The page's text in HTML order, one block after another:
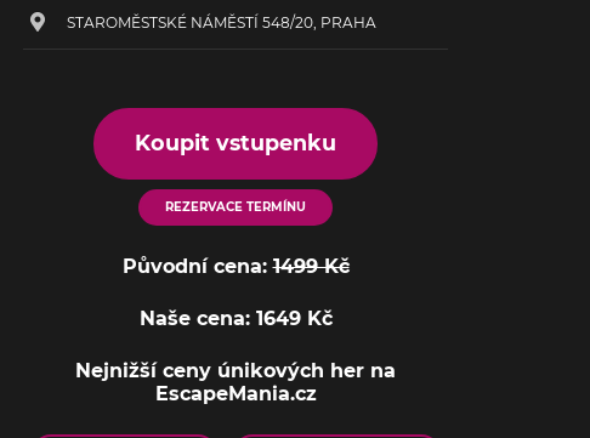
STAROMĚSTSKÉ NÁMĚSTÍ 548/20, PRAHA
Koupit vstupenku
REZERVACE TERMÍNU
Původní cena:1499 Kč
Naše cena: 1649 Kč
Nejnižší ceny únikových her na
EscapeMania.cz